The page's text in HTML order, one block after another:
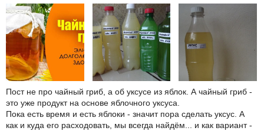
Пост не про чайный гриб, а об уксусе из яблок. А чайный гриб -
это уже продукт на основе яблочного уксуса.
Пока есть время и есть яблоки - значит пора сделать уксус. А
как и куда его расходовать, мы всегда найдём... и как вариант -